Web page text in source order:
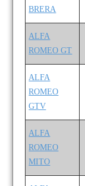
BRERA
ALFA
ROMEO GT
ALFA
ROMEO
GTV
ALFA
ROMEO
MITO